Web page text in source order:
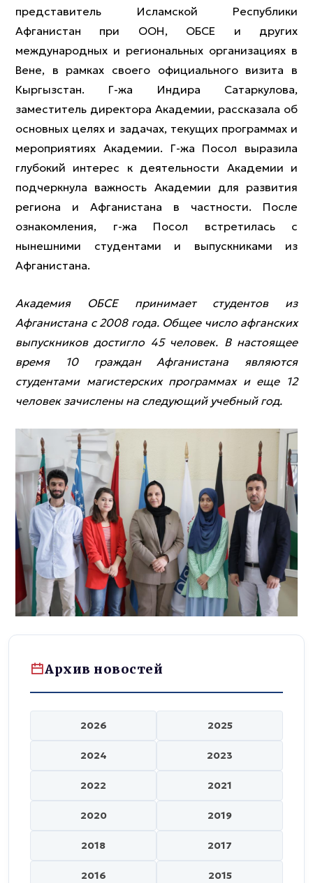
представитель Исламской Республики
Афганистан при ООН, ОБСЕ и других
международных и региональных организациях в
Вене, в рамках своего официального визита в
Кыргызстан. Г-жа Индира Сатаркулова,
заместитель директора Академии, рассказала об
основных целях и задачах, текущих программах и
мероприятиях Академии. Г-жа Посол выразила
глубокий интерес к деятельности Академии и
подчеркнула важность Академии для развития
региона и Афганистана в частности. После
ознакомления, г-жа Посол встретилась с
нынешними студентами и выпускниками из
Афганистана.
Академия ОБСЕ принимает студентов из
Афганистана с 2008 года. Общее число афганских
выпускников достигло 45 человек. В настоящее
время 10 граждан Афганистана являются
студентами магистерских программах и еще 12
человек зачислены на следующий учебный год.
Архив новостей
2026 2025
2024 2023
2022 2021
2020 2019
2018 2017
2016 2015